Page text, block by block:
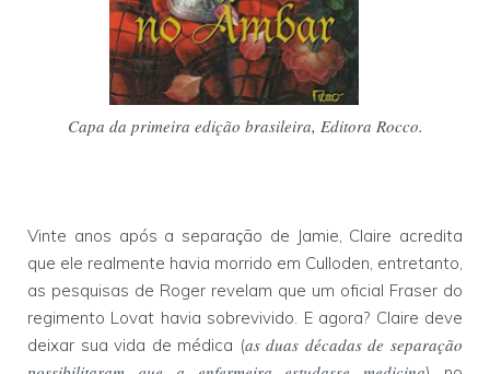
Capa da primeira edição brasileira, Editora Rocco.
Vinte anos após a separação de Jamie, Claire acredita
que ele realmente havia morrido em Culloden, entretanto,
as pesquisas de Roger revelam que um oficial Fraser do
regimento Lovat havia sobrevivido. E agora? Claire deve
deixar sua vida de médica (as duas décadas de separação